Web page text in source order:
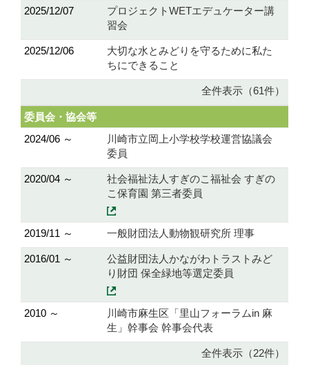
2025/12/07
プロジェクトWETエデュケーター講
習会
2025/12/06
大切な水とみどりを守るために私た
ちにできること
全件表示（61件）
委員会・協会等
2024/06 ～
川崎市立岡上小学校学校運営協議会
委員
2020/04 ～
社会福祉法人すぎのこ福祉会 すぎの
こ保育園 第三者委員
2019/11 ～ 一般財団法人動物観研究所 理事
2016/01 ～
公益財団法人かながわトラストみど
り財団 保全緑地等選定委員
2010 ～
川崎市麻生区「里山フォーラムin 麻
生」幹事会 幹事会代表
全件表示（22件）